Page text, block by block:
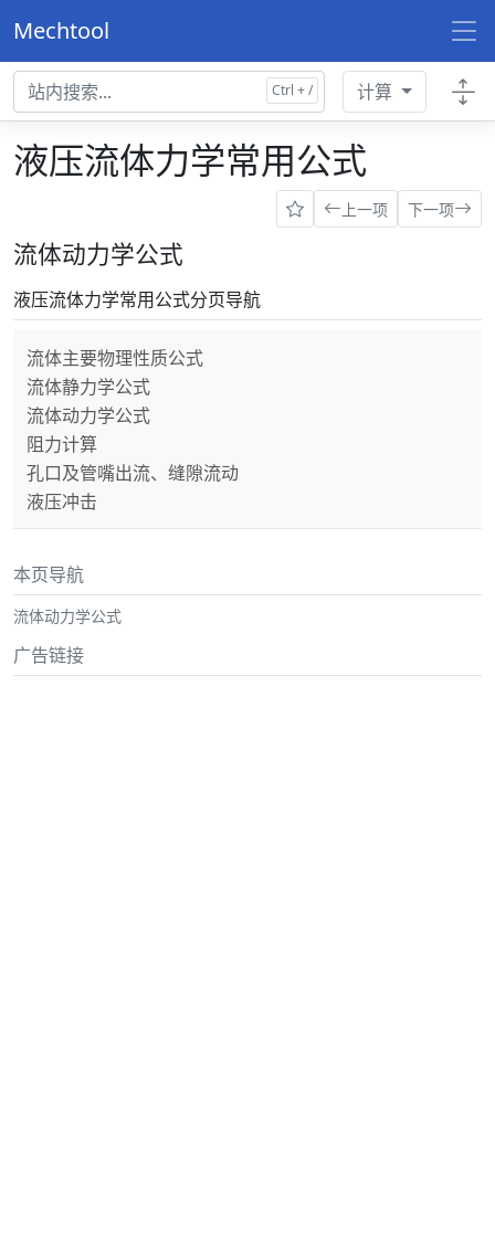
Mechtool
计算
液压流体力学常用公式
上一项 下一项
流体动力学公式
液压流体力学常用公式分页导航
流体主要物理性质公式
流体静力学公式
流体动力学公式
阻力计算
孔口及管嘴出流、缝隙流动
液压冲击
本页导航
流体动力学公式
广告链接